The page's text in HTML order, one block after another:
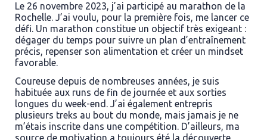
Le 26 novembre 2023, j’ai participé au marathon de la
Rochelle. J’ai voulu, pour la première fois, me lancer ce
défi. Un marathon constitue un objectif très exigeant :
dégager du temps pour suivre un plan d’entraînement
précis, repenser son alimentation et créer un mindset
favorable.
Coureuse depuis de nombreuses années, je suis
habituée aux runs de fin de journée et aux sorties
longues du week-end. J’ai également entrepris
plusieurs treks au bout du monde, mais jamais je ne
m’étais inscrite dans une compétition. D’ailleurs, ma
source de motivation a toujours été la découverte,